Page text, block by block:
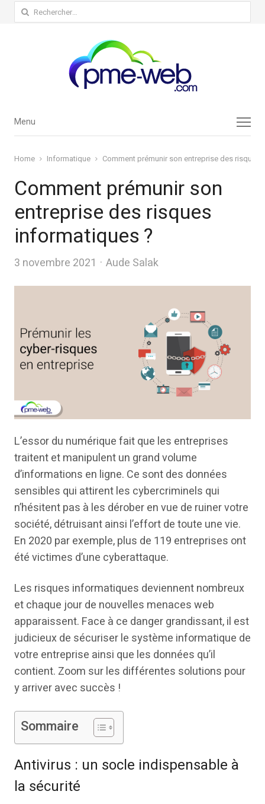
Rechercher :
Menu
Menu
Home Informatique Comment prémunir son entreprise des risques
Comment prémunir son
entreprise des risques
informatiques ?
3 novembre 2021 Author
Aude Salak
L’essor du numérique fait que les entreprises
traitent et manipulent un grand volume
d’informations en ligne. Ce sont des données
sensibles qui attirent les cybercriminels qui
n’hésitent pas à les dérober en vue de ruiner votre
société, détruisant ainsi l’effort de toute une vie.
En 2020 par exemple, plus de 119 entreprises ont
été victimes d’une cyberattaque.
Les risques informatiques deviennent nombreux
et chaque jour de nouvelles menaces web
apparaissent. Face à ce danger grandissant, il est
judicieux de sécuriser le système informatique de
votre entreprise ainsi que les données qu’il
contient. Zoom sur les différentes solutions pour
y arriver avec succès !
Sommaire
Antivirus : un socle indispensable à
la sécurité